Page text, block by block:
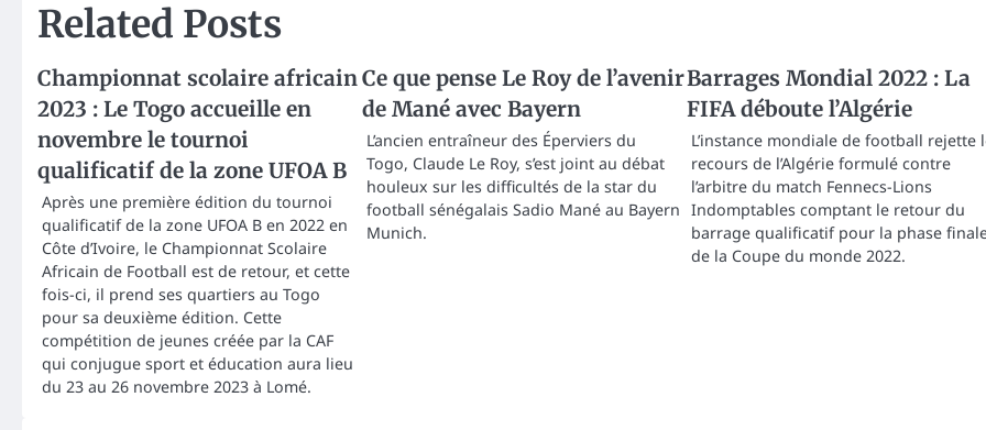
Related Posts
Championnat scolaire africain
2023 : Le Togo accueille en
novembre le tournoi
qualificatif de la zone UFOA B
Après une première édition du tournoi
qualificatif de la zone UFOA B en 2022 en
Côte d’Ivoire, le Championnat Scolaire
Africain de Football est de retour, et cette
fois-ci, il prend ses quartiers au Togo
pour sa deuxième édition. Cette
compétition de jeunes créée par la CAF
qui conjugue sport et éducation aura lieu
du 23 au 26 novembre 2023 à Lomé.
Ce que pense Le Roy de l’avenir
de Mané avec Bayern
L’ancien entraîneur des Éperviers du
Togo, Claude Le Roy, s’est joint au débat
houleux sur les difficultés de la star du
football sénégalais Sadio Mané au Bayern
Munich.
Barrages Mondial 2022 : La
FIFA déboute l’Algérie
L’instance mondiale de football rejette
recours de l’Algérie formulé contre
l’arbitre du match Fennecs-Lions
Indomptables comptant le retour du
barrage qualificatif pour la phase
de la Coupe du monde 2022.